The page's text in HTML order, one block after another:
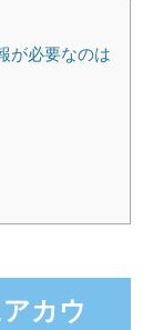
が必要なのは
カウ